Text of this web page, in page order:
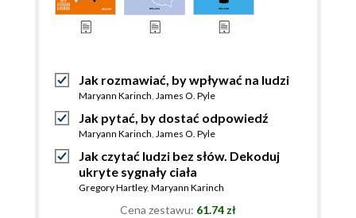
Jak rozmawiać, by wpływać na ludzi
Maryann Karinch, James O. Pyle
Jak pytać, by dostać odpowiedź
Maryann Karinch, James O. Pyle
Jak czytać ludzi bez słów. Dekoduj
ukryte sygnały ciała
Gregory Hartley, Maryann Karinch
Cena zestawu: 61.74 zł